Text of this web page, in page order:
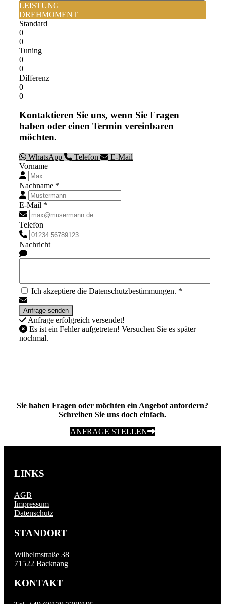
LEISTUNG
DREHMOMENT
Standard
0
0
Tuning
0
0
Differenz
0
0
Kontaktieren Sie uns, wenn Sie Fragen
haben oder einen Termin vereinbaren
möchten.
WhatsApp Telefon
E-Mail
Vorname
Nachname *
E-Mail *
Telefon
Nachricht
Ich akzeptiere die Datenschutzbestimmungen. *
Anfrage erfolgreich versendet!
Es ist ein Fehler aufgetreten! Versuchen Sie es später
nochmal.
Sie haben Fragen oder möchten ein Angebot anfordern?
Schreiben Sie uns doch einfach.
ANFRAGE STELLEN
LINKS
AGB
Impressum
Datenschutz
STANDORT
Wilhelmstraße 38
71522 Backnang
KONTAKT